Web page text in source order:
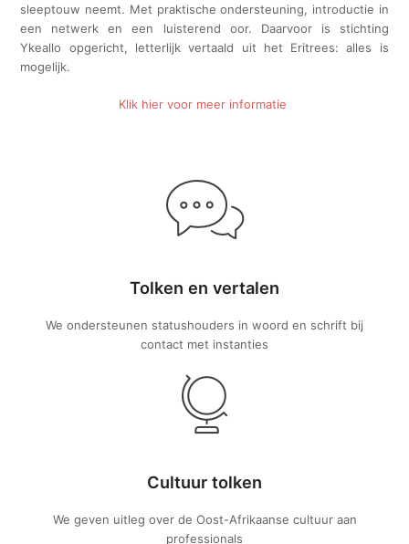
sleeptouw neemt. Met praktische ondersteuning, introductie in
een netwerk en een luisterend oor. Daarvoor is stichting
Ykeallo opgericht, letterlijk vertaald uit het Eritrees: alles is
mogelijk.
Klik hier voor meer informatie
Tolken en vertalen
We ondersteunen statushouders in woord en schrift bij
contact met instanties
Cultuur tolken
We geven uitleg over de Oost-Afrikaanse cultuur aan
professionals